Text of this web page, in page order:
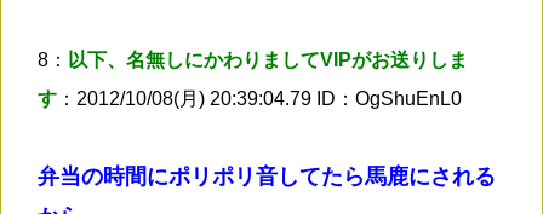
8： 以下、名無しにかわりましてVIPがお送りしま
す ：2012/10/08(月) 20:39:04.79 ID：OgShuEnL0
弁当の時間にポリポリ音してたら馬鹿にされる